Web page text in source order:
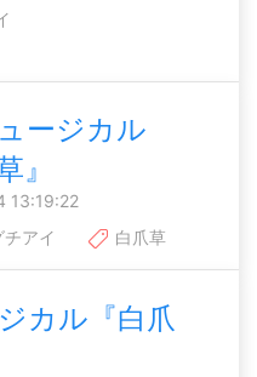
ージカル
』
13:19:22
チアイ 白爪草
カル『白爪